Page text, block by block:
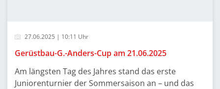
27.06.2025 | 10:11 Uhr
Gerüstbau-G.-Anders-Cup am 21.06.2025
Am längsten Tag des Jahres stand das erste
Juniorenturnier der Sommersaison an – und das